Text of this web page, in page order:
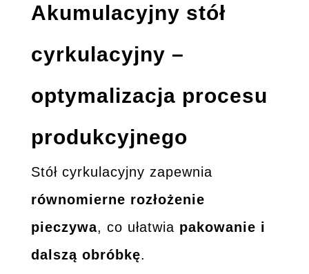
Akumulacyjny stół
cyrkulacyjny –
optymalizacja procesu
produkcyjnego
Stół cyrkulacyjny zapewnia
równomierne rozłożenie
pieczywa, co ułatwia pakowanie i
dalszą obróbkę.